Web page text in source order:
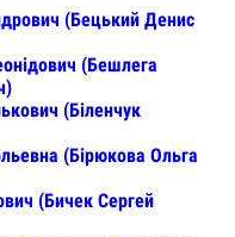
(Бецький Денис
(Бешлега
(Біленчук
(Бірюкова Ольга
(Бичек Сергей